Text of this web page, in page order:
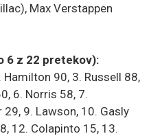
Max Verstappen
z 22 pretekov):
90, 3. Russell 88,
6. Norris 58, 7.
9. Lawson, 10. Gasly
12. Colapinto 15, 13.